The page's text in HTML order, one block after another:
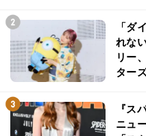
「ダ
れな
リー
ター
『ス
ニュ